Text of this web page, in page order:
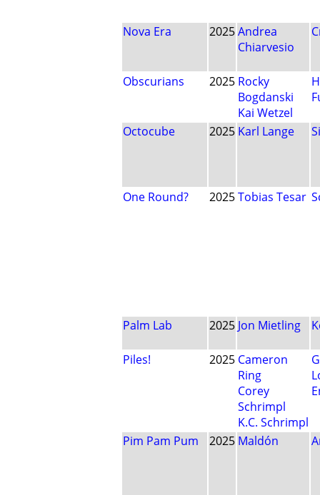
Nova Era 2025Andrea
Chiarvesio
Obscurians 2025 Rocky
Bogdanski
Kai Wetzel
Octocube 2025 Karl Lange
One Round? 2025Tobias Tesar
Palm Lab 2025 Jon Mietling
Piles! 2025 Cameron
Ring
Corey
Schrimpl
K.C. Schrimpl
Pim Pam Pum 2025 Maldón